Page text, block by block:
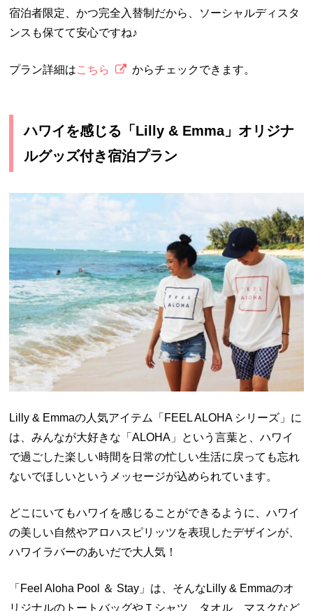
宿泊者限定、かつ完全入替制だから、ソーシャルディスタ
ンスも保てて安心ですね♪
プラン詳細はこちら からチェックできます。
ハワイを感じる「Lilly & Emma」オリジナ
ルグッズ付き宿泊プラン
Lilly & Emmaの人気アイテム「FEEL ALOHA シリーズ」に
は、みんなが大好きな「ALOHA」という言葉と、ハワイ
で過ごした楽しい時間を日常の忙しい生活に戻っても忘れ
ないでほしいというメッセージが込められています。
どこにいてもハワイを感じることができるように、ハワイ
の美しい自然やアロハスピリッツを表現したデザインが、
ハワイラバーのあいだで大人気！
「Feel Aloha Pool ＆ Stay」は、そんなLilly & Emmaのオ
リジナルのトートバッグやＴシャツ、タオル、マスクなど